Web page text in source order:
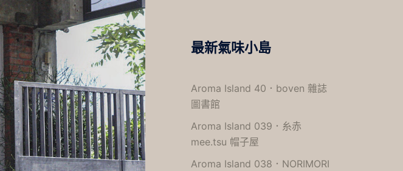
最新氣味小島
Aroma Island 40．boven 雜誌
圖書館
Aroma Island 039．糸赤
mee.tsu 帽子屋
Aroma Island 038．NORIMORI